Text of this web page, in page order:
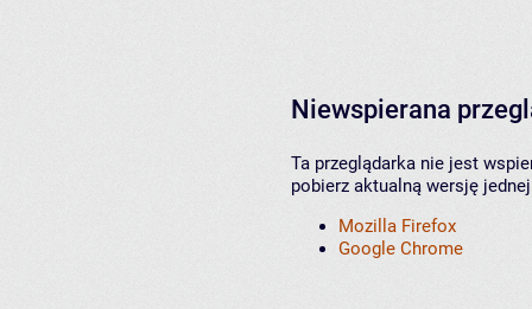
Niewspierana
Ta przeglądarka nie jest
pobierz aktualną wersję
Mozilla Firefox
Google Chrome